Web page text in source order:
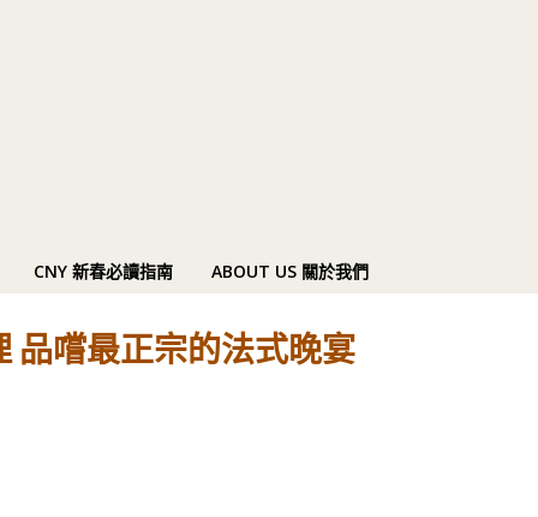
CNY 新春必讀指南 ABOUT US 關於我們
品嚐最正宗的法式晚宴